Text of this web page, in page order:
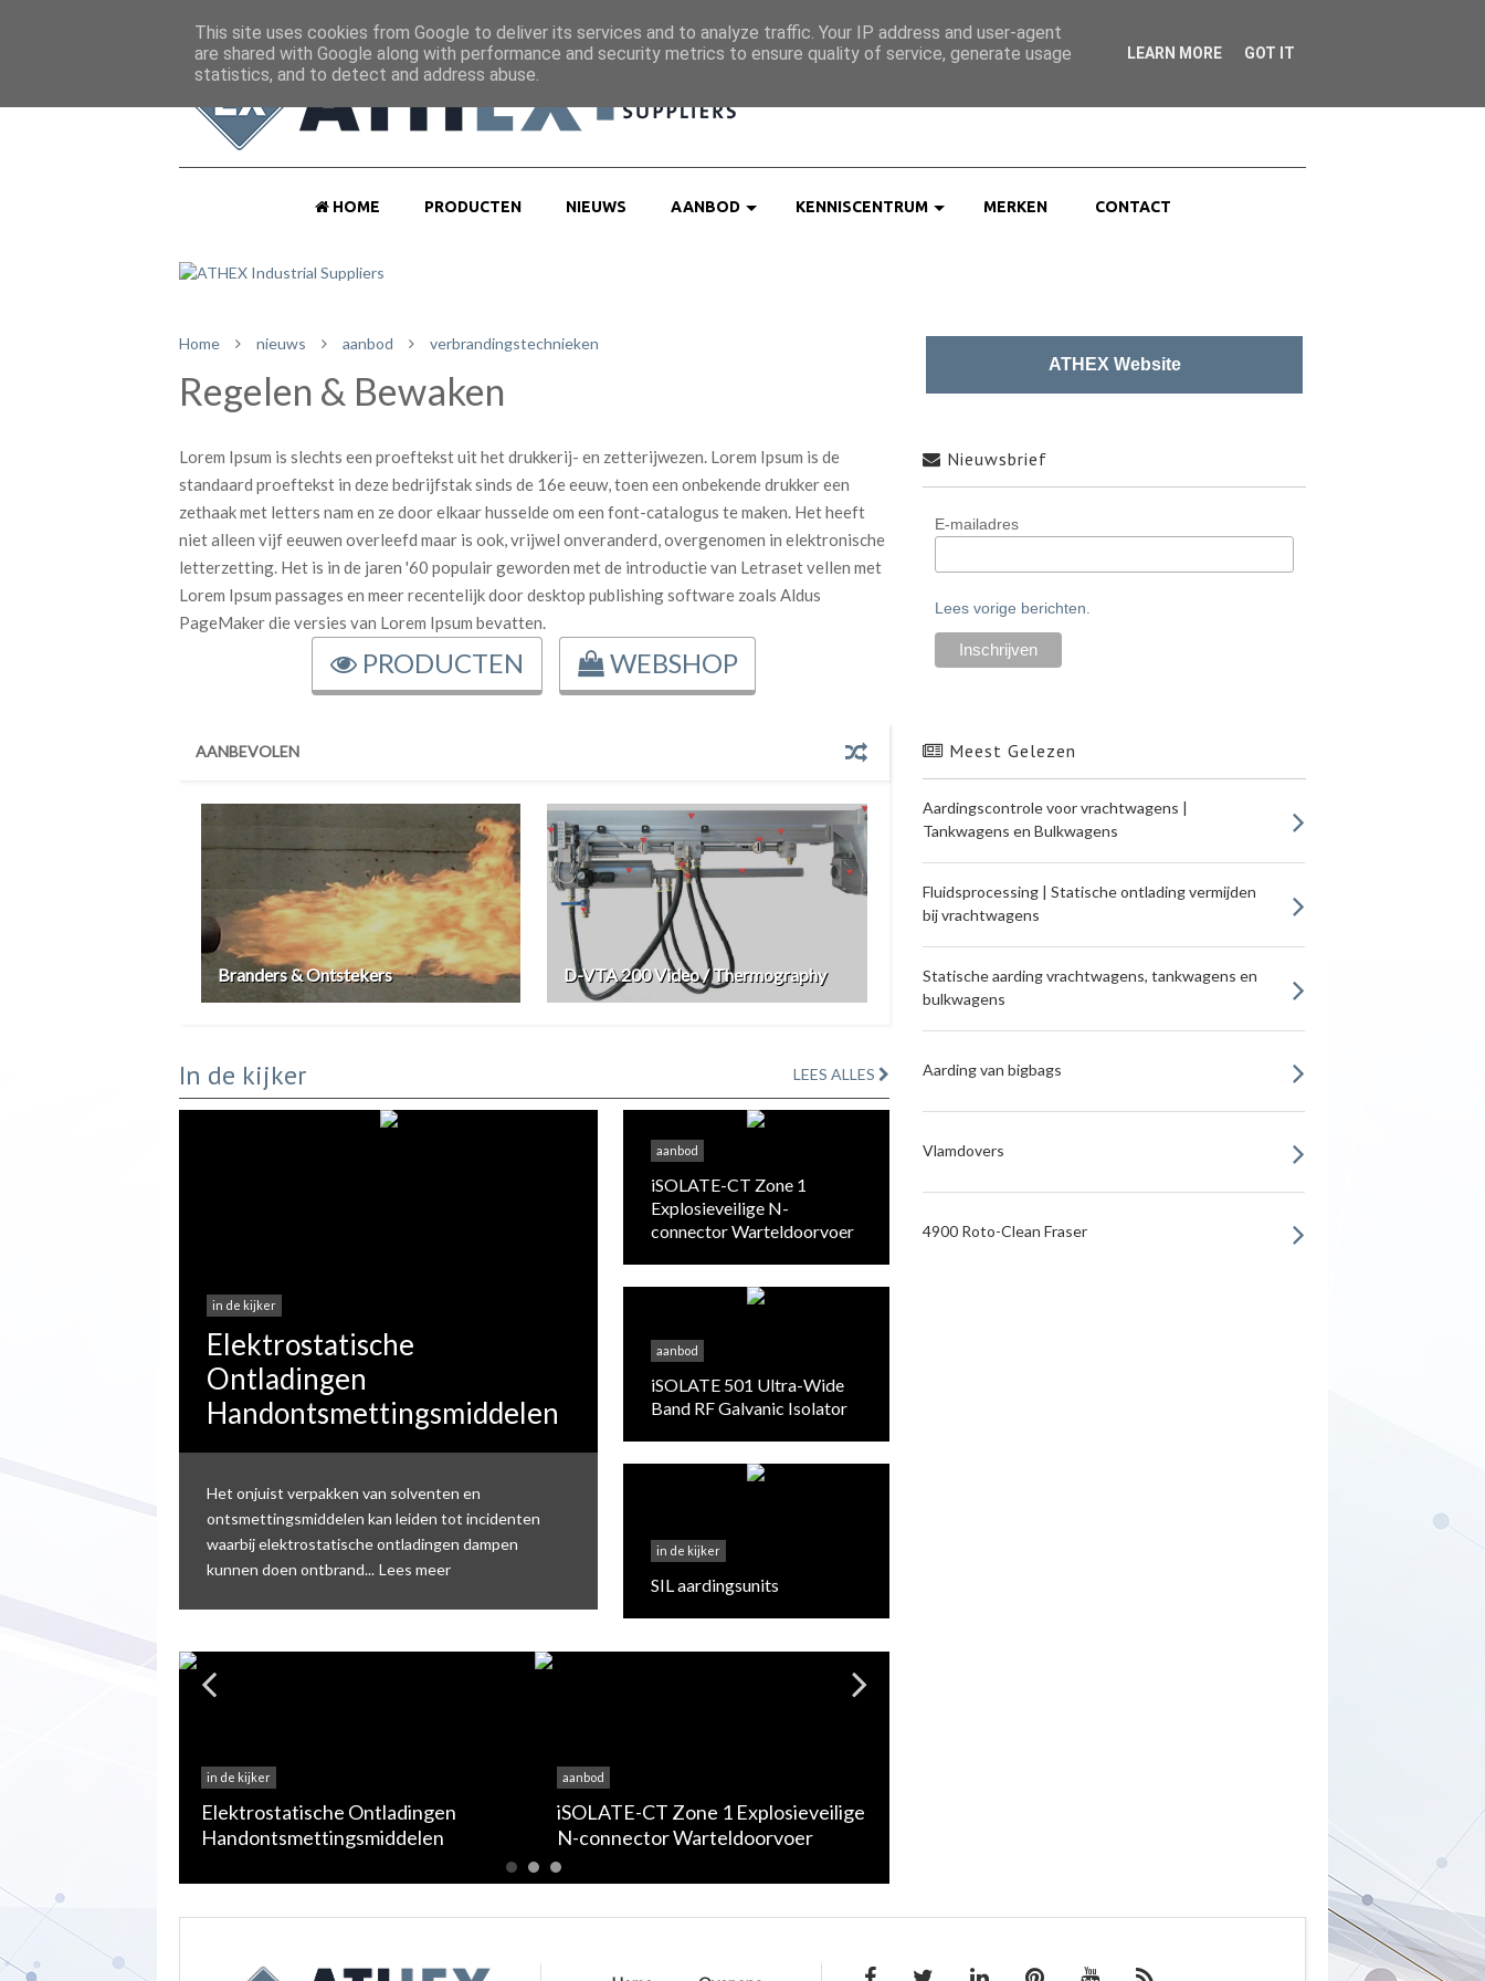
HOME PRODUCTEN NIEUWS AANBOD KENNISCENTRUM MERKEN CONTACT
Home nieuws aanbod verbrandingstechnieken
Regelen & Bewaken
Lorem Ipsum is slechts een proeftekst uit het drukkerij- en zetterijwezen. Lorem Ipsum is de
standaard proeftekst in deze bedrijfstak sinds de 16e eeuw, toen een onbekende drukker een
zethaak met letters nam en ze door elkaar husselde om een font-catalogus te maken. Het heeft
niet alleen vijf eeuwen overleefd maar is ook, vrijwel onveranderd, overgenomen in elektronische
letterzetting. Het is in de jaren '60 populair geworden met de introductie van Letraset vellen met
Lorem Ipsum passages en meer recentelijk door desktop publishing software zoals Aldus
PageMaker die versies van Lorem Ipsum bevatten.
PRODUCTEN WEBSHOP
AANBEVOLEN
Branders & Ontstekers D-VTA 200 Video / Thermography
In de kijker LEES ALLES
in de kijker
Elektrostatische
Ontladingen
Handontsmettingsmiddelen
Het onjuist verpakken van solventen en
ontsmettingsmiddelen kan leiden tot incidenten
waarbij elektrostatische ontladingen dampen
kunnen doen ontbrand... Lees meer
aanbod
iSOLATE-CT Zone 1
Explosieveilige N-
connector Warteldoorvoer
aanbod
iSOLATE 501 Ultra-Wide
Band RF Galvanic Isolator
in de kijker
SIL aardingsunits
in de kijker
Elektrostatische Ontladingen
Handontsmettingsmiddelen
aanbod
iSOLATE-CT Zone 1 Explosieveilige
N-connector Warteldoorvoer
SIL aardingsunits
ATHEX Website
Nieuwsbrief
E-mailadres
Lees vorige berichten.
Meest Gelezen
Aardingscontrole voor vrachtwagens |
Tankwagens en Bulkwagens
Fluidsprocessing | Statische ontlading vermijden
bij vrachtwagens
Statische aarding vrachtwagens, tankwagens en
bulkwagens
Aarding van bigbags
Vlamdovers
4900 Roto-Clean Fraser
This site uses cookies from Google to deliver its services and to analyze traffic. Your IP address and user-agent
are shared with Google along with performance and security metrics to ensure quality of service, generate usage
statistics, and to detect and address abuse.
LEARN MORE GOT IT